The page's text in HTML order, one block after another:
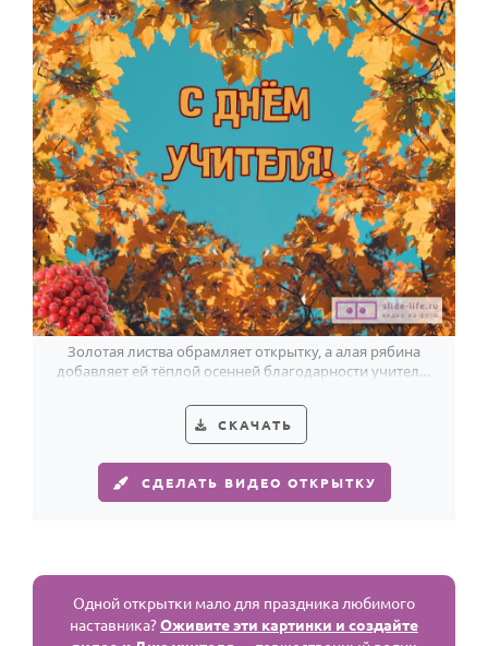
Золотая листва обрамляет открытку, а алая рябина
добавляет ей тёплой осенней благодарности учителю
СКАЧАТЬ
СДЕЛАТЬ ВИДЕО ОТКРЫТКУ
Одной открытки мало для праздника любимого
наставника?Оживите эти картинки и создайте